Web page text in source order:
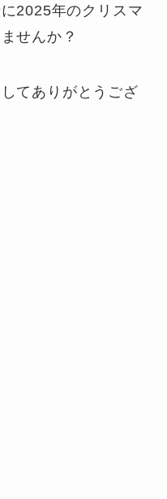
2025年のクリスマ
せんか？
てありがとうござ